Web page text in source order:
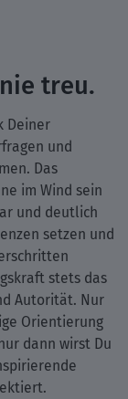
treu.
Deiner
und
Das
im Wind sein
und deutlich
setzen und
stets das
Autorität. Nur
Orientierung
dann wirst Du